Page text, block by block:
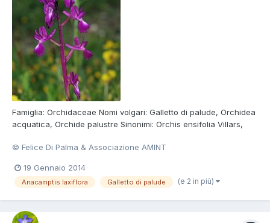
Famiglia: Orchidaceae Nomi volgari: Galletto di palude, Orchidea
acquatica, Orchide palustre Sinonimi: Orchis ensifolia Villars,
Orchis palustris subsp. laxiflora Friedrichsthal Foto di Felice Di
© Felice Di Palma & Associazione AMINT
19 Gennaio 2014
Anacamptis laxiflora Galletto di palude (e 2 in più)